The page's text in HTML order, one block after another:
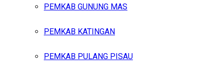
PEMKAB GUNUNG MAS
PEMKAB KATINGAN
PEMKAB PULANG PISAU